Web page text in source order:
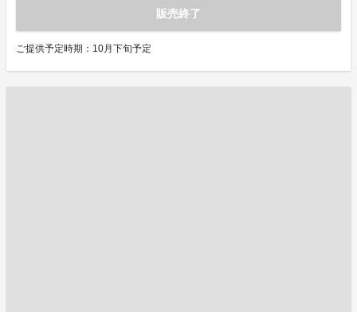
販売終了
ご提供予定時期：10月下旬予定